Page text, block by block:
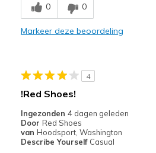
Beste toepassingen
Casual Wear
Sizing
Feels true to size
View On Shoes
0 0
Markeer deze beoordeling
4
!Red Shoes!
Ingezonden 4 dagen geleden
Door Red Shoes
van Hoodsport, Washington
Describe Yourself Casual